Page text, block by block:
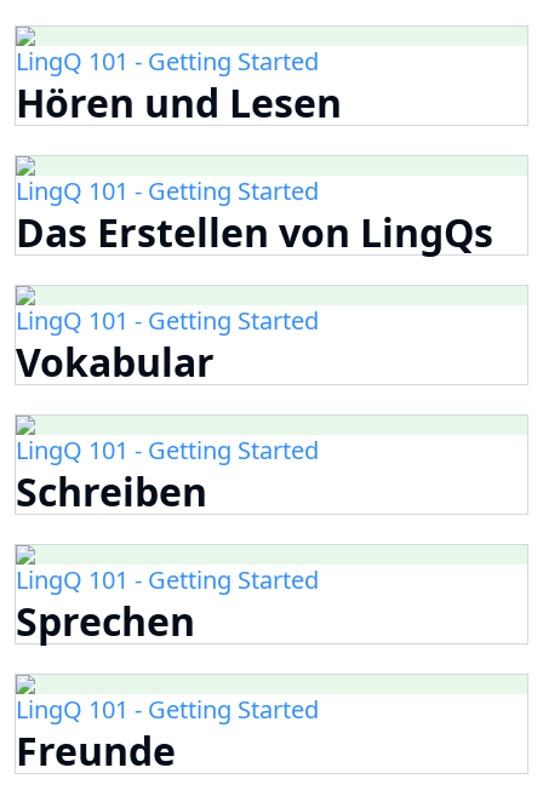
LingQ 101 - Getting Started
Hören und Lesen
LingQ 101 - Getting Started
Das Erstellen von LingQs
LingQ 101 - Getting Started
Vokabular
LingQ 101 - Getting Started
Schreiben
LingQ 101 - Getting Started
Sprechen
LingQ 101 - Getting Started
Freunde